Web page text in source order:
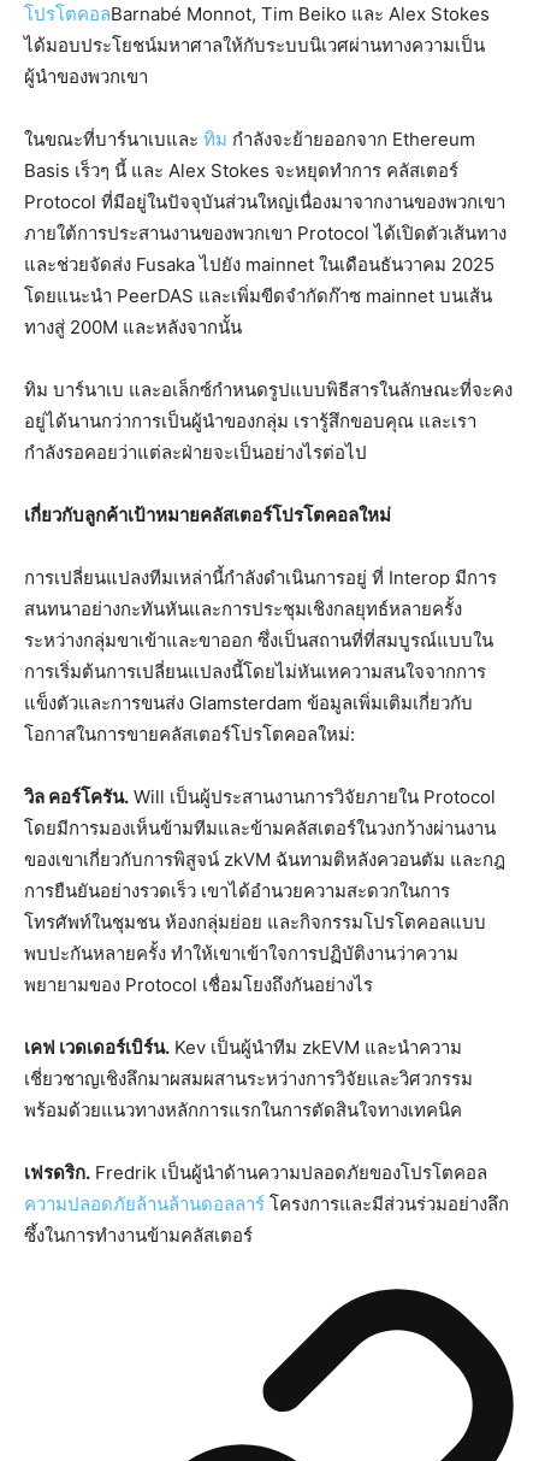
โปรโตคอลBarnabé Monnot, Tim Beiko และ Alex Stokes
ได้มอบประโยชน์มหาศาลให้กับระบบนิเวศผ่านทางความเป็น
ผู้นำของพวกเขา
ในขณะที่บาร์นาเบและ ทิม กำลังจะย้ายออกจาก Ethereum
Basis เร็วๆ นี้ และ Alex Stokes จะหยุดทำการ คลัสเตอร์
Protocol ที่มีอยู่ในปัจจุบันส่วนใหญ่เนื่องมาจากงานของพวกเขา
ภายใต้การประสานงานของพวกเขา Protocol ได้เปิดตัวเส้นทาง
และช่วยจัดส่ง Fusaka ไปยัง mainnet ในเดือนธันวาคม 2025
โดยแนะนำ PeerDAS และเพิ่มขีดจำกัดก๊าซ mainnet บนเส้น
ทางสู่ 200M และหลังจากนั้น
ทิม บาร์นาเบ และอเล็กซ์กำหนดรูปแบบพิธีสารในลักษณะที่จะคง
อยู่ได้นานกว่าการเป็นผู้นำของกลุ่ม เรารู้สึกขอบคุณ และเรา
กำลังรอคอยว่าแต่ละฝ่ายจะเป็นอย่างไรต่อไป
เกี่ยวกับลูกค้าเป้าหมายคลัสเตอร์โปรโตคอลใหม่
การเปลี่ยนแปลงทีมเหล่านี้กำลังดำเนินการอยู่ ที่ Interop มีการ
สนทนาอย่างกะทันหันและการประชุมเชิงกลยุทธ์หลายครั้ง
ระหว่างกลุ่มขาเข้าและขาออก ซึ่งเป็นสถานที่ที่สมบูรณ์แบบใน
การเริ่มต้นการเปลี่ยนแปลงนี้โดยไม่หันเหความสนใจจากการ
แข็งตัวและการขนส่ง Glamsterdam ข้อมูลเพิ่มเติมเกี่ยวกับ
โอกาสในการขายคลัสเตอร์โปรโตคอลใหม่:
วิล คอร์โครัน. Will เป็นผู้ประสานงานการวิจัยภายใน Protocol
โดยมีการมองเห็นข้ามทีมและข้ามคลัสเตอร์ในวงกว้างผ่านงาน
ของเขาเกี่ยวกับการพิสูจน์ zkVM ฉันทามติหลังควอนตัม และกฎ
การยืนยันอย่างรวดเร็ว เขาได้อำนวยความสะดวกในการ
โทรศัพท์ในชุมชน ห้องกลุ่มย่อย และกิจกรรมโปรโตคอลแบบ
พบปะกันหลายครั้ง ทำให้เขาเข้าใจการปฏิบัติงานว่าความ
พยายามของ Protocol เชื่อมโยงถึงกันอย่างไร
เคฟ เวดเดอร์เบิร์น. Kev เป็นผู้นำทีม zkEVM และนำความ
เชี่ยวชาญเชิงลึกมาผสมผสานระหว่างการวิจัยและวิศวกรรม
พร้อมด้วยแนวทางหลักการแรกในการตัดสินใจทางเทคนิค
เฟรดริก. Fredrik เป็นผู้นำด้านความปลอดภัยของโปรโตคอล
ความปลอดภัยล้านล้านดอลลาร์ โครงการและมีส่วนร่วมอย่างลึก
ซึ้งในการทำงานข้ามคลัสเตอร์